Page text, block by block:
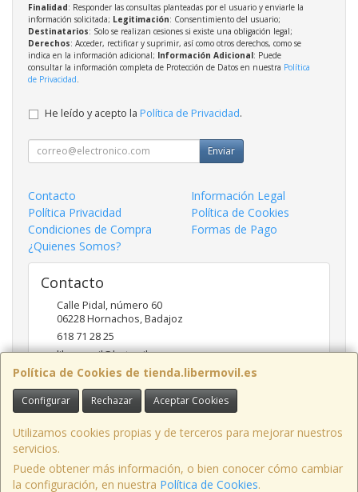
Política de Cookies de tienda.libermovil.es
Configurar Rechazar Aceptar Cookies
Utilizamos cookies propias y de terceros para mejorar nuestros
servicios.
Puede obtener más información, o bien conocer cómo cambiar
la configuración, en nuestra Política de Cookies.
Finalidad: Responder las consultas planteadas por el usuario y enviarle la
información solicitada; Legitimación: Consentimiento del usuario;
Destinatarios: Solo se realizan cesiones si existe una obligación legal;
Derechos: Acceder, rectificar y suprimir, así como otros derechos, como se
indica en la información adicional; Información Adicional: Puede
consultar la información completa de Protección de Datos en nuestra Política
de Privacidad
He leído y acepto la Política de Privacidad.
Enviar
Contacto
Información Legal
Política Privacidad
Política de Cookies
Condiciones de Compra
Formas de Pago
¿Quienes Somos?
Contacto
Calle Pidal, número 60
06228Hornachos,Badajoz
618 71 28 25
libermovil@hotmail.com
Horario
De Lunes a Viernes 10:00 a 14:00 - 17;30 a 20;30
, , , , España. - C.I.F.: 44786005Z - Tfno: